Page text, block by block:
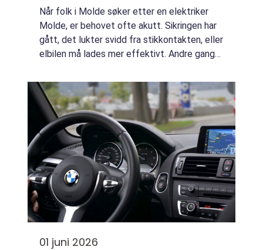
Når folk i Molde søker etter en elektriker
Molde, er behovet ofte akutt. Sikringen har
gått, det lukter svidd fra stikkontakten, eller
elbilen må lades mer effektivt. Andre ganger
i huset, lavere strømregn...
01 juni 2026